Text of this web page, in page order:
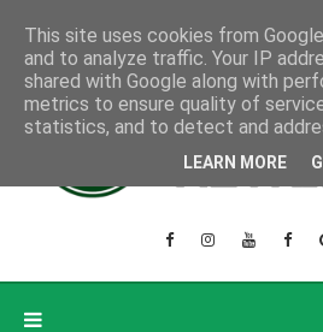
This site uses cookies from
and to analyze traffic. Your IP
shared with Google along with
metrics to ensure quality of
statistics, and to detect and
LEARN MORE